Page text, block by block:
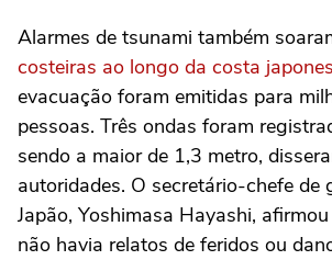
Alarmes de tsunami também
costeiras ao longo da costa
evacuação foram emitidas para
pessoas. Três ondas foram
sendo a maior de 1,3 metro,
autoridades. O secretário-chefe de
Japão, Yoshimasa Hayashi,
não havia relatos de feridos ou